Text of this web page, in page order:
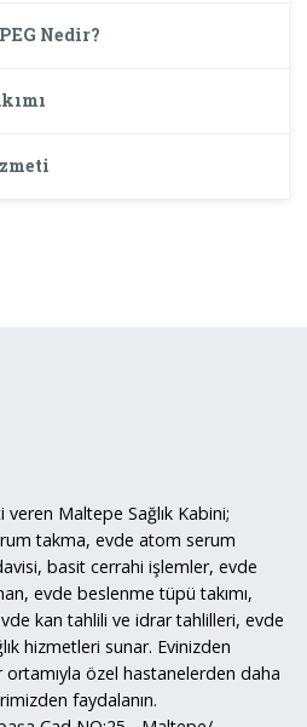
Nedir?
veren Maltepe Sağlık Kabini;
takma, evde atom serum
basit cerrahi işlemler, evde
evde beslenme tüpü takımı,
kan tahlili ve idrar tahlilleri, evde
hizmetleri sunar. Evinizden
özel hastanelerden daha
faydalanın.